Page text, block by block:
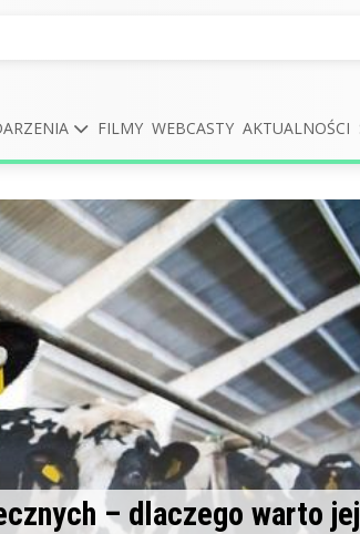
FILMY WEBCASTY AKTUALNOŚCI
– dlaczego warto jej